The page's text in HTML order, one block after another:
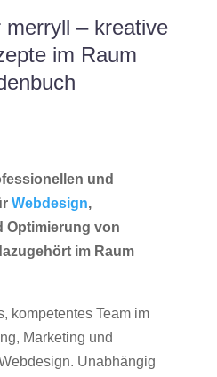
– kreative
im Raum
und
Webdesign,
Optimierung von
im Raum
kompetentes Team im
Marketing und
Unabhängig